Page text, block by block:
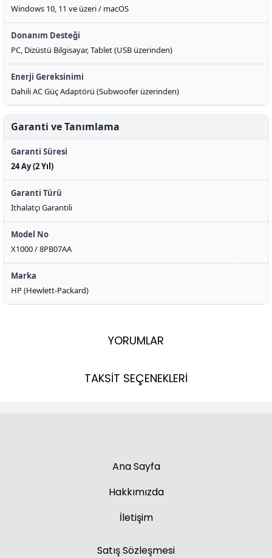
Windows 10, 11 ve üzeri / macOS
Donanım Desteği
PC, Dizüstü Bilgisayar, Tablet (USB üzerinden)
Enerji Gereksinimi
Dahili AC Güç Adaptörü (Subwoofer üzerinden)
Garanti ve Tanımlama
Garanti Süresi
24 Ay (2 Yıl)
Garanti Türü
İthalatçı Garantili
Model No
X1000 / 8PB07AA
Marka
HP (Hewlett-Packard)
YORUMLAR
TAKSİT SEÇENEKLERİ
Ana Sayfa
Hakkımızda
İletişim
Satış Sözleşmesi